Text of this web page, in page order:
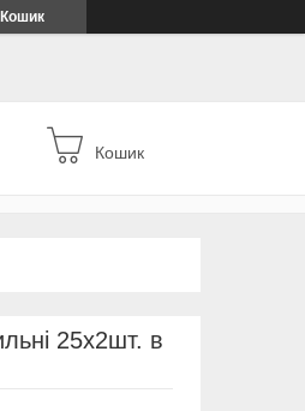
Кошик
Кошик
25х2шт. в